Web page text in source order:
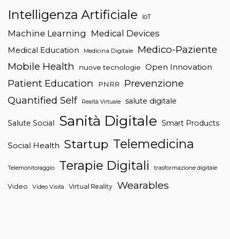
Intelligenza Artificiale IoT
Machine Learning Medical Devices
Medical Education Medicina Digitale
Medico-Paziente
Mobile Health
nuove tecnologie Open Innovation
Patient Education PNRR
Prevenzione
Quantified Self
Realtà Virtuale salute digitale
Salute Social Sanità Digitale Smart Products
Social Health Startup Telemedicina
Telemonitoraggio Terapie Digitali trasformazione digitale
Video Video Visita Virtual Reality Wearables